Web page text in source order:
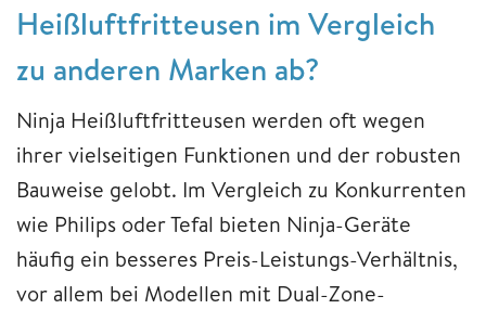
Heißluftfritteusen im Vergleich
zu anderen Marken ab?
Ninja Heißluftfritteusen werden oft wegen
ihrer vielseitigen Funktionen und der robusten
Bauweise gelobt. Im Vergleich zu Konkurrenten
wie Philips oder Tefal bieten Ninja-Geräte
häufig ein besseres Preis-Leistungs-Verhältnis,
vor allem bei Modellen mit Dual-Zone-